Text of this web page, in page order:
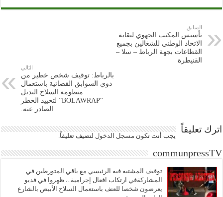
السابق
تأسيس المكتب الجهوي لنقابة
الاتحاد الوطني للشغالين بجميع
القطاعات بجهة الرباط – سلا –
القنيطرة
التالي
بالرباط: توقيف شخص خطير من
ذوي السوابق القضائية باستعمال
منظومة السلاح البديل
“BOLAWRAP” لتحييد الخطر
الصادر عنه.
اترك تعليقاً
يجب أنت تكون مسجل الدخول لتضيف تعليقاً.
communpressTV
توقيف المشتبه فيه الرئيسي مع باقي المتورطين في
المشاركةفي ارتكاب افعال إجرامية..، ظهروا في فديو
يعرضون شخصا للعنف باستعمال السلاح الأبيض بالشارع